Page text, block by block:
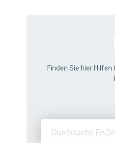
Finden Sie hier